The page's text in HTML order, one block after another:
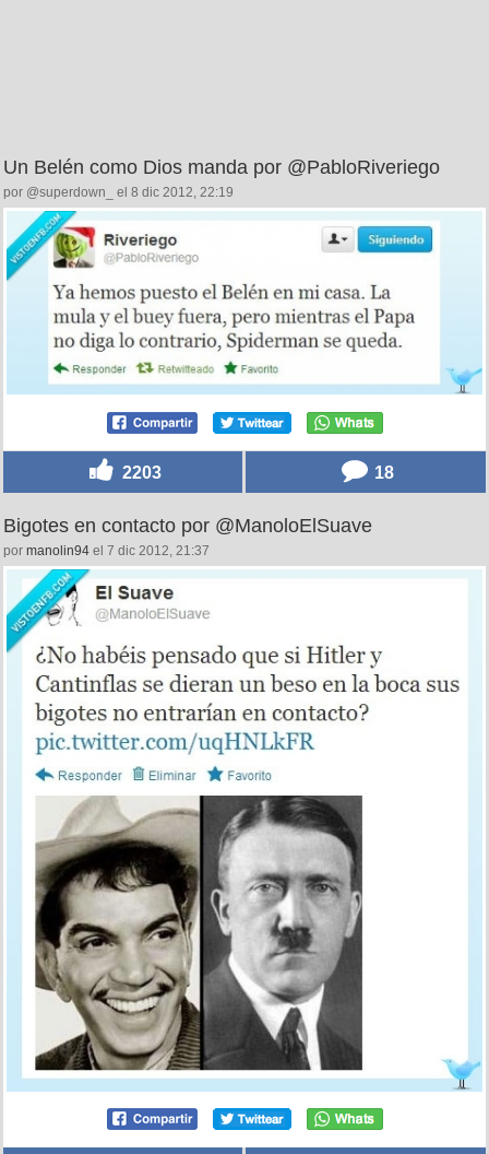
Un Belén como Dios manda por @PabloRiveriego
por @superdown_ el 8 dic 2012, 22:19
2203 18
Bigotes en contacto por @ManoloElSuave
por manolin94 el 7 dic 2012, 21:37